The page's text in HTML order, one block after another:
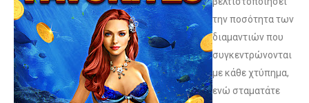
την ποσότητα των
διαμαντιών που
συγκεντρώνονται
με κάθε χτύπημα,
ενώ σταματάτε